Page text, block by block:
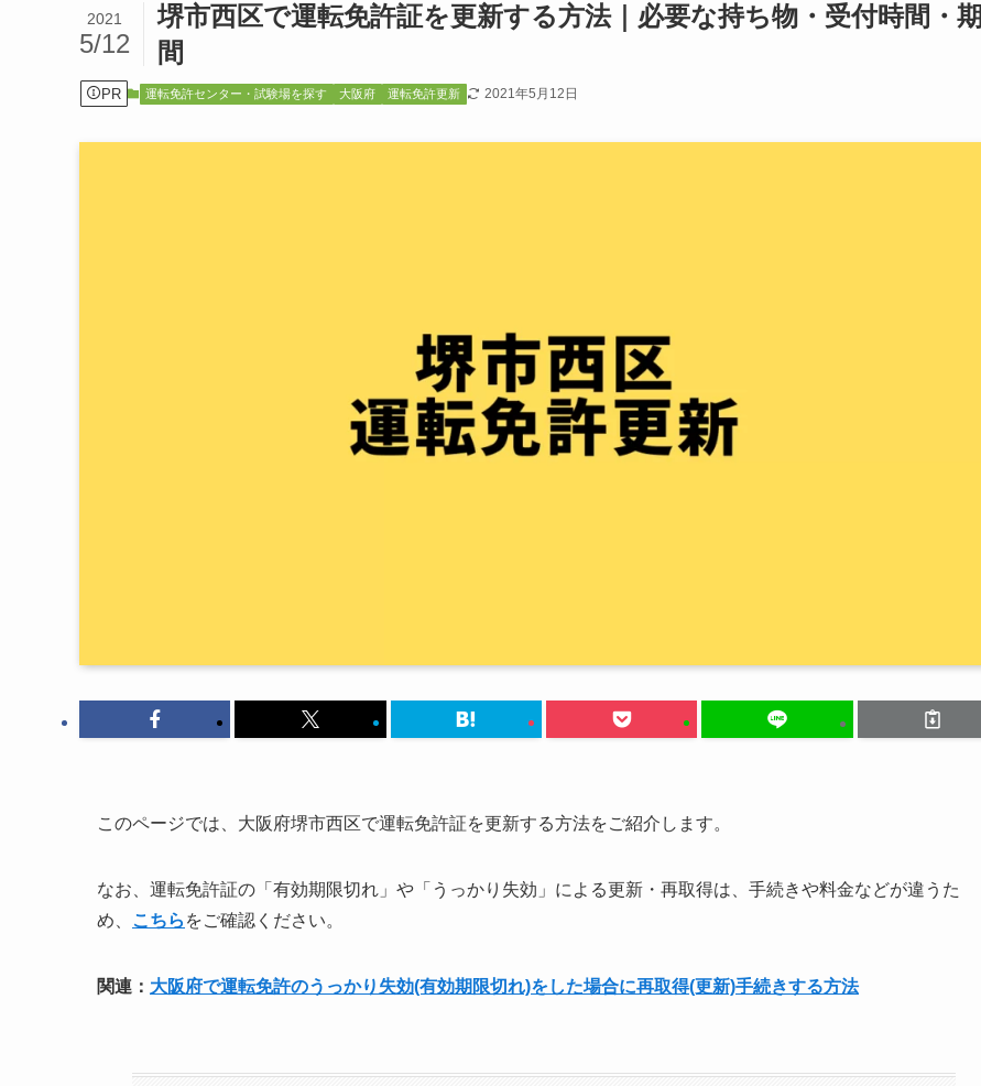
堺市西区で運転免許証を更新する方法｜必要な持ち物・受付時間・期
間
2021
5/12
PR 運転免許センター・試験場を探す 大阪府 運転免許更新 2021年5月12日
このページでは、大阪府堺市西区で運転免許証を更新する方法をご紹介します。
なお、運転免許証の「有効期限切れ」や「うっかり失効」による更新・再取得は、手続きや料金などが違うた
め、
こちら をご確認ください。
関連： 大阪府で運転免許のうっかり失効(有効期限切れ)をした場合に再取得(更新)手続きする方法